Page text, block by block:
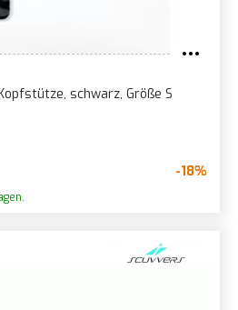
schwarz, Größe S
-18%